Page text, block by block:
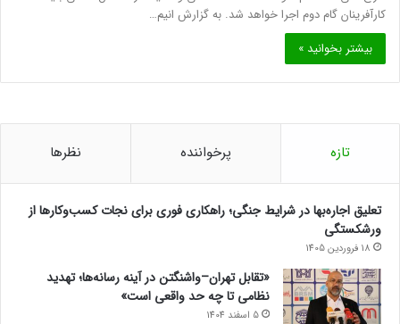
کارآفرینان گام دوم اجرا خواهد شد. به گزارش انیم…
بیشتر بخوانید »
تازه پرخواننده نظرها
تعلیق اجاره‌بها در شرایط جنگی؛ راهکاری فوری برای نجات کسب‌وکارها از
ورشکستگی
18 فروردین 1405
«تقابل تهران–واشنگتن در آینه رسانه‌ها؛ تهدید
نظامی تا چه حد واقعی است»
5 اسفند 1404